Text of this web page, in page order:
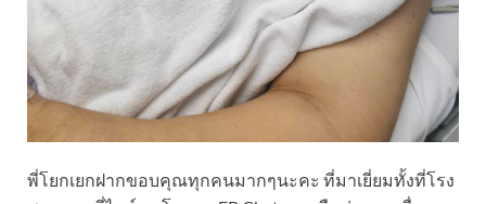
พี่โยกเยกฝากขอบคุณทุกคนมากๆนะคะ ที่มาเยี่ยมทั้งที่โรง